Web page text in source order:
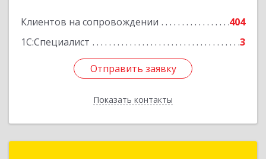
Клиентов на сопровождении
404
1С:Специалист
3
Отправить заявку
Показать контакты
Отправить заявку
Назад